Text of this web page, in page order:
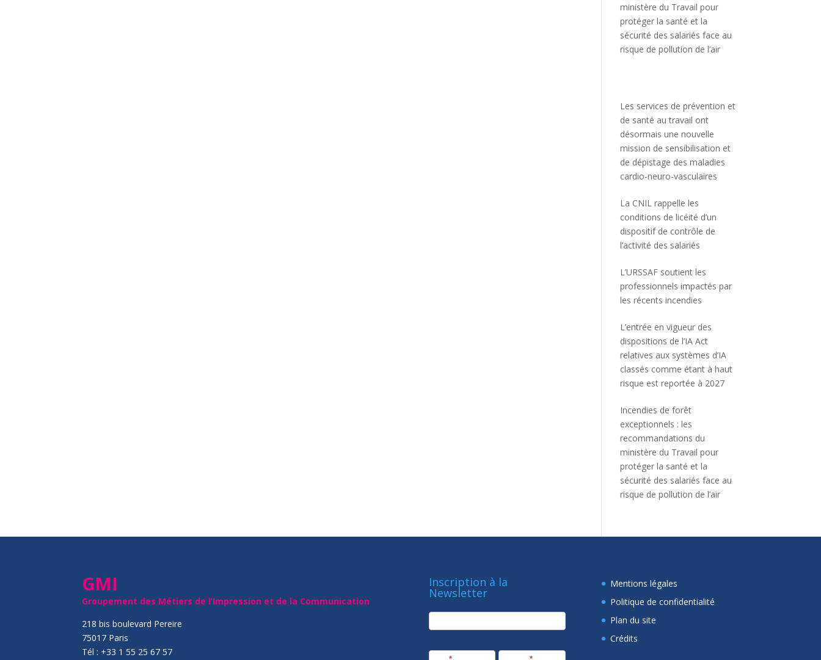
ministère du Travail pour
protéger la santé et la
sécurité des salariés face au
risque de pollution de l’air
Les services de prévention et
de santé au travail ont
désormais une nouvelle
mission de sensibilisation et
de dépistage des maladies
cardio-neuro-vasculaires
La CNIL rappelle les
conditions de licéité d’un
dispositif de contrôle de
l’activité des salariés
L’URSSAF soutient les
professionnels impactés par
les récents incendies
L’entrée en vigueur des
dispositions de l’IA Act
relatives aux systèmes d’IA
classés comme étant à haut
risque est reportée à 2027
Incendies de forêt
exceptionnels : les
recommandations du
ministère du Travail pour
protéger la santé et la
sécurité des salariés face au
risque de pollution de l’air
GMI
Groupement des Métiers de l’Impression et de la Communication
218 bis boulevard Pereire
75017 Paris
Tél : +33 1 55 25 67 57
Inscription à la
Newsletter
newsletter
Mentions légales
Politique de confidentialité
Plan du site
Crédits